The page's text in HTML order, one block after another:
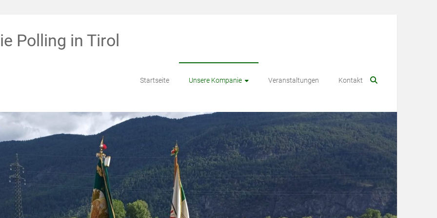
Polling in Tirol
Startseite Unsere Kompanie Veranstaltungen Kontakt